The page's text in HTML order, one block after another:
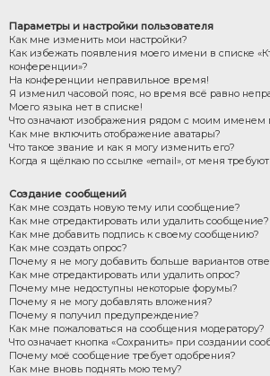
Параметры и настройки пользователя
Как мне изменить мои настройки?
Как избежать появления моего имени в списке
конференции»?
На конференции неправильное время!
Я изменил часовой пояс, но время всё равно
Моего языка нет в списке!
Что означают изображения рядом с моим именем
Как мне включить отображение аватары?
Что такое звание и как я могу изменить его?
Когда я щёлкаю по ссылке «email», от меня
Создание сообщений
Как мне создать новую тему или сообщение?
Как мне отредактировать или удалить сообщение?
Как мне добавить подпись к своему сообщению?
Как мне создать опрос?
Почему я не могу добавить больше вариантов
Как мне отредактировать или удалить опрос?
Почему мне недоступны некоторые форумы?
Почему я не могу добавлять вложения?
Почему я получил предупреждение?
Как мне пожаловаться на сообщения модератору?
Что означает кнопка «Сохранить» при создании
Почему моё сообщение требует одобрения?
Как мне вновь поднять мою тему?